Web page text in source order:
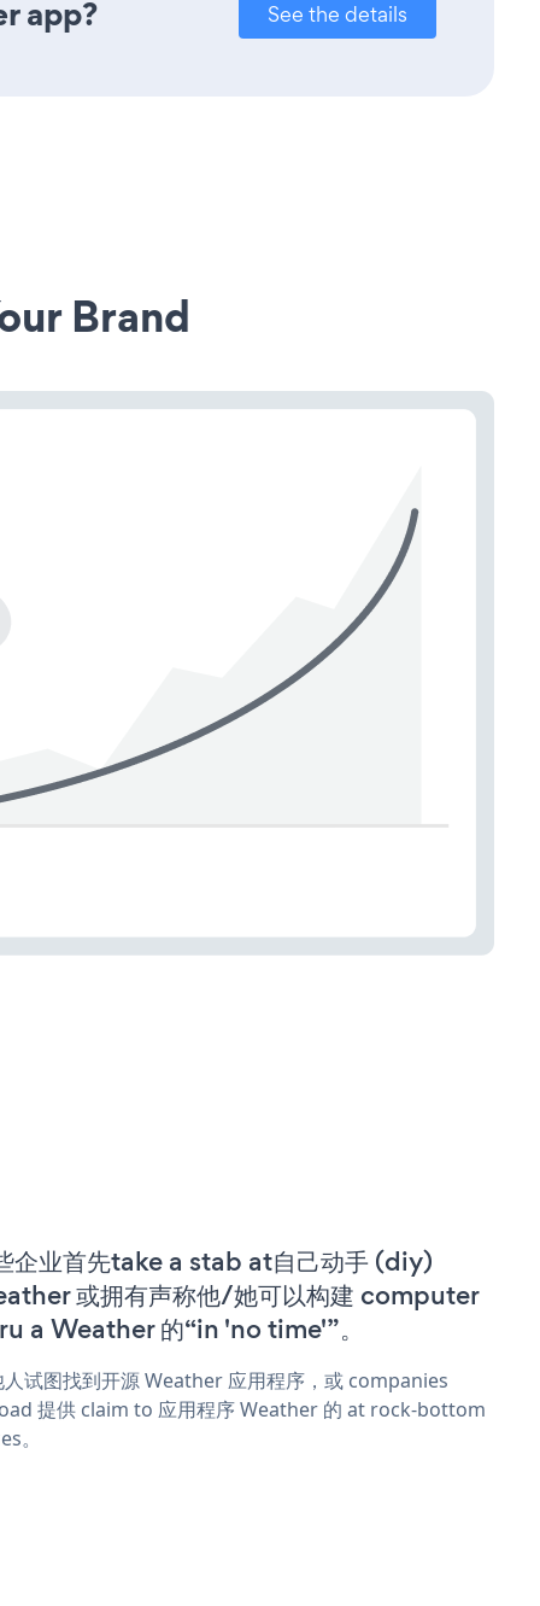
app? See the details
Brand
企业首先take a stab at自己动手 (diy)
或拥有声称他/她可以构建 computer
a Weather 的“in 'no time'”。
人试图找到开源 Weather 应用程序，或 companies
提供 claim to 应用程序 Weather 的 at rock-bottom
。